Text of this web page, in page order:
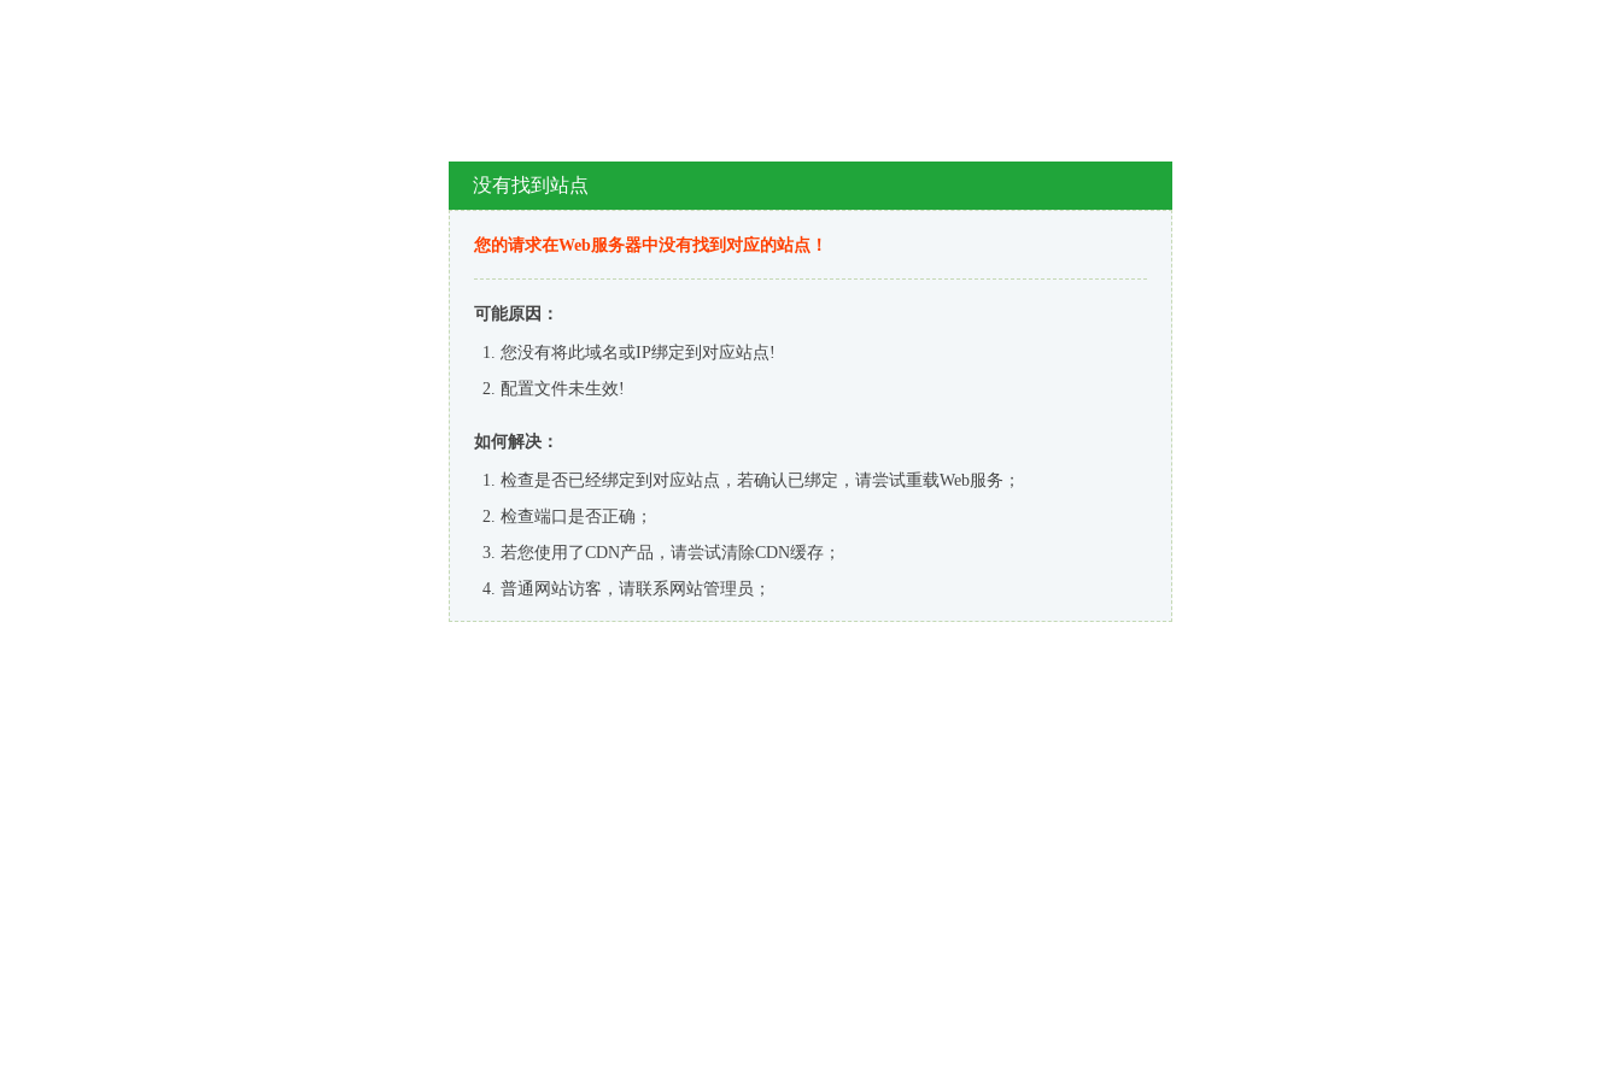
没有找到站点
您的请求在Web服务器中没有找到对应的站点！
可能原因：
您没有将此域名或IP绑定到对应站点!
配置文件未生效!
如何解决：
检查是否已经绑定到对应站点，若确认已绑定，请尝试重载Web服务；
检查端口是否正确；
若您使用了CDN产品，请尝试清除CDN缓存；
普通网站访客，请联系网站管理员；